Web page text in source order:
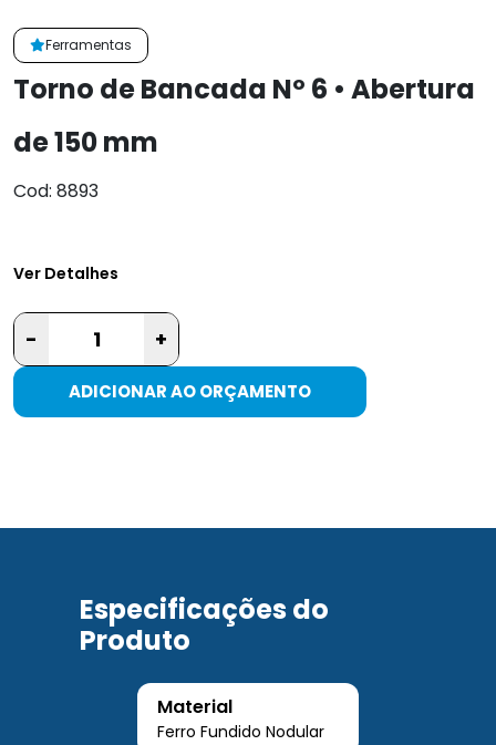
Ferramentas
Torno de Bancada Nº 6 • Abertura
de 150 mm
Cod: 8893
Ver Detalhes
- +
ADICIONAR AO ORÇAMENTO
Especificações do
Produto
Material
Ferro Fundido Nodular